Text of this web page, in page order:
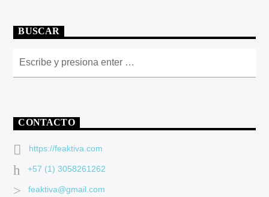
BUSCAR
CONTACTO
https://feaktiva.com
+57 (1) 3058261262
feaktiva@gmail.com